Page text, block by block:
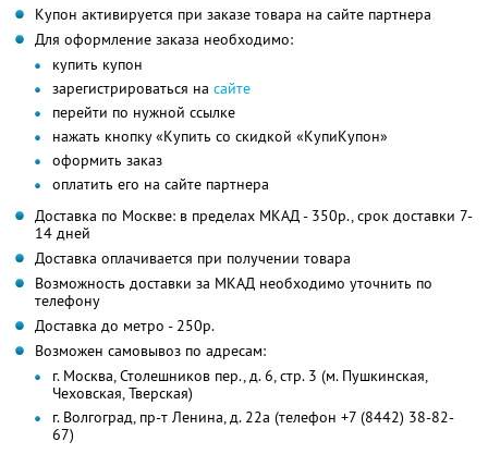
Купон активируется при заказе товара на сайте партнера
Для оформление заказа необходимо:
купить купон
зарегистрироваться на сайте
перейти по нужной ссылке
нажать кнопку «Купить со скидкой «КупиКупон»
оформить заказ
оплатить его на сайте партнера
Доставка по Москве: в пределах МКАД - 350р., срок доставки 7-
14 дней
Доставка оплачивается при получении товара
Возможность доставки за МКАД необходимо уточнить по
телефону
Доставка до метро - 250р.
Возможен самовывоз по адресам:
г. Москва, Столешников пер., д. 6, стр. 3 (м. Пушкинская,
Чеховская, Тверская)
г. Волгоград, пр-т Ленина, д. 22а (телефон +7 (8442) 38-82-
67)